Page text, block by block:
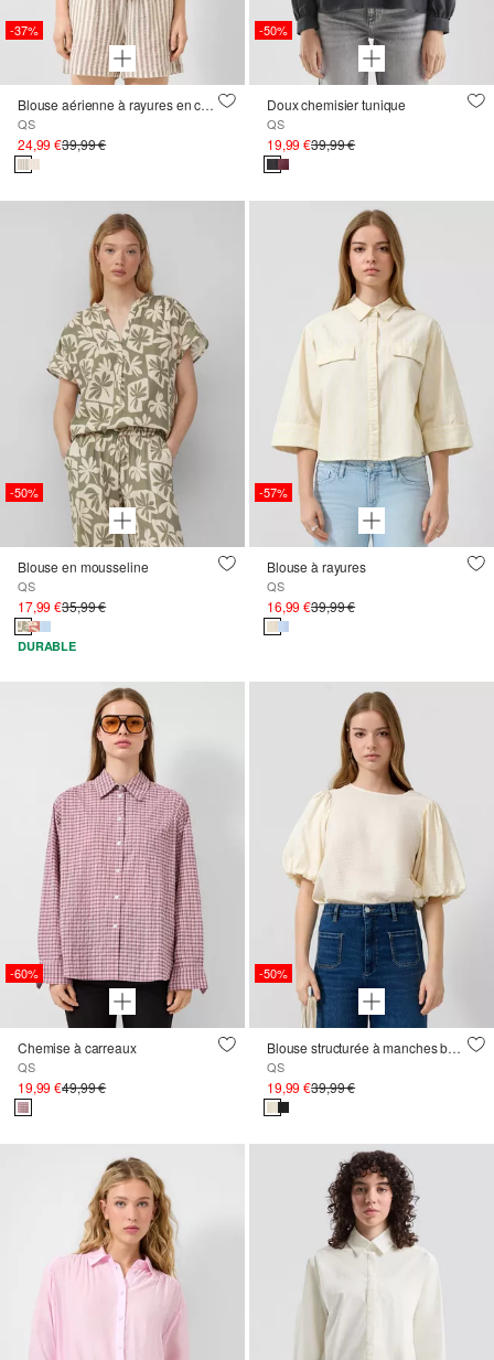
-37%
Blouse aérienne à rayures en coton
QS
24,99 €39,99 €
-50%
Doux chemisier tunique
QS
19,99 €39,99 €
-50%
Blouse en mousseline
QS
17,99 €35,99 €
DURABLE
-57%
Blouse à rayures
QS
16,99 €39,99 €
-60%
Chemise à carreaux
QS
19,99 €49,99 €
-50%
Blouse structurée à manches ballon
QS
19,99 €39,99 €